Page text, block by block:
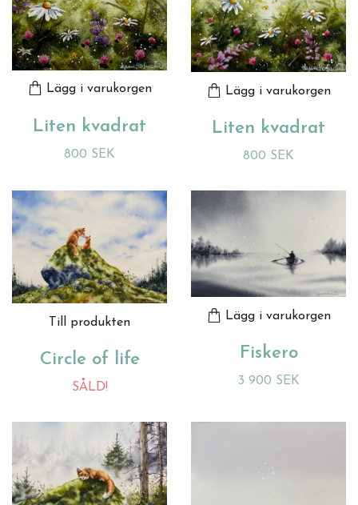
Lägg i varukorgen
Liten kvadrat
800 SEK
Lägg i varukorgen
Liten kvadrat
800 SEK
Till produkten
Circle of life
SÅLD!
Lägg i varukorgen
Fiskero
3 900 SEK